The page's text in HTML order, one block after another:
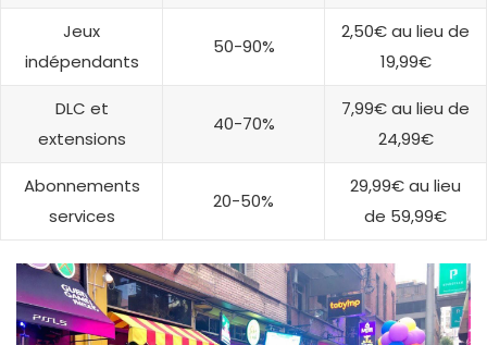
Jeux
indépendants
50-90%
2,50€ au lieu de
19,99€
DLC et
extensions
40-70%
7,99€ au lieu de
24,99€
Abonnements
services
20-50%
29,99€ au lieu
de 59,99€